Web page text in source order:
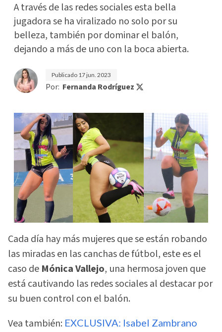
A través de las redes sociales esta bella
jugadora se ha viralizado no solo por su
belleza, también por dominar el balón,
dejando a más de uno con la boca abierta.
Publicado 17 jun. 2023
Por: Fernanda Rodríguez
Cada día hay más mujeres que se están robando
las miradas en las canchas de fútbol, este es el
caso de Mónica Vallejo, una hermosa joven que
está cautivando las redes sociales al destacar por
su buen control con el balón.
Vea también: EXCLUSIVA: Isabel Zambrano